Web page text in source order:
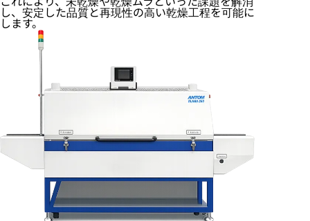
し、安定した品質と再現性の高い乾燥工程を可能に
します。